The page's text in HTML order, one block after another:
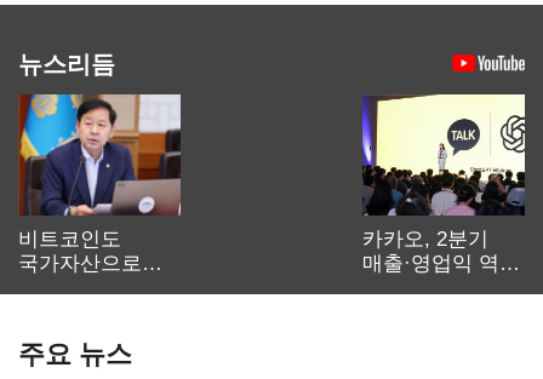
뉴스리듬
비트코인도
국가자산으로…'
카카오, 2분기
매출·영업익 역대
주요 뉴스